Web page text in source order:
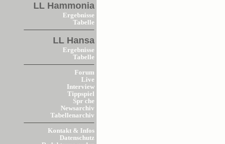
LL Hammonia
Ergebnisse
Tabelle
LL Hansa
Ergebnisse
Tabelle
Forum
Live
Interview
Tippspiel
Spr che
Newsarchiv
Tabellenarchiv
Kontakt & Infos
Datenschutz